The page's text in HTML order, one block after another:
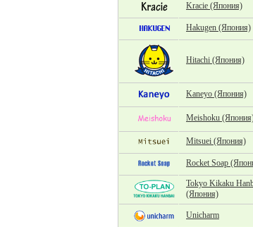
Kracie (Япония)
Hakugen (Япония)
Hitachi (Япония)
Kaneyo (Япония)
Meishoku
Mitsuei (Япония)
Rocket Soap
Tokyo Kikaku
(Япония)
Unicharm